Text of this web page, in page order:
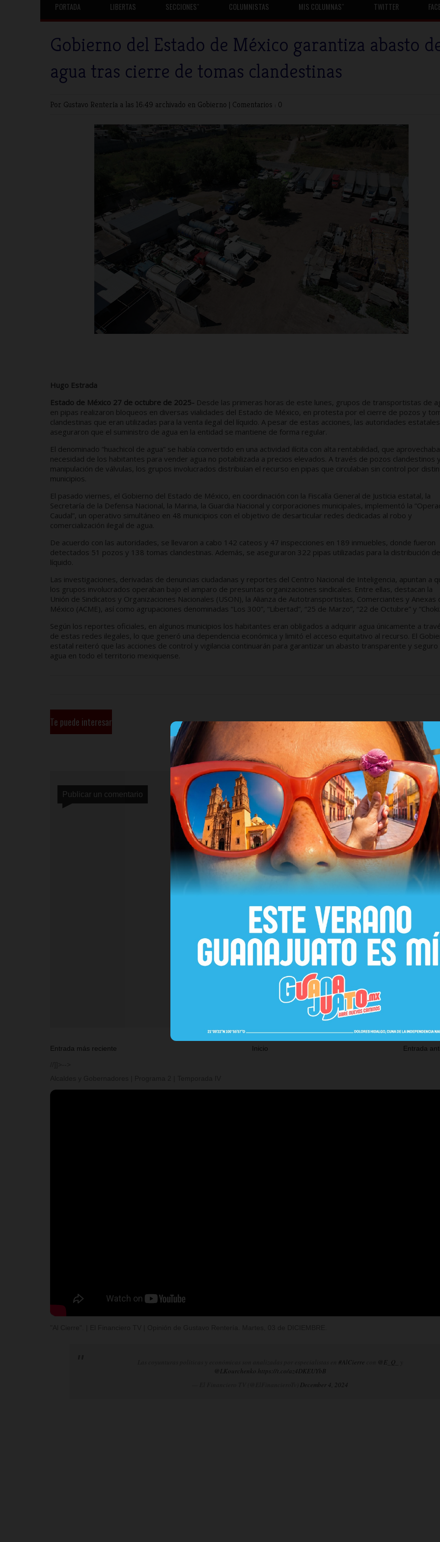
PORTADA LIBERTAS SECCIONESˇ COLUMNISTAS MIS COLUMNASˇ TWITTER
Gobierno del Estado de México garantiza abasto
agua tras cierre de tomas clandestinas
Por Gustavo Rentería a las 16:49 archivado en Gobierno | Comentarios : 0
Hugo Estrada
Estado de México 27 de octubre de 2025- Desde las primeras horas de este lunes, grupos de transportistas de
en pipas realizaron bloqueos en diversas vialidades del Estado de México, en protesta por el cierre de pozos y
clandestinas que eran utilizadas para la venta ilegal del líquido. A pesar de estas acciones, las autoridades estatales
aseguraron que el suministro de agua en la entidad se mantiene de forma regular.
El denominado “huachicol de agua” se había convertido en una actividad ilícita con alta rentabilidad, que
necesidad de los habitantes para vender agua no potabilizada a precios elevados. A través de pozos clandestinos
manipulación de válvulas, los grupos involucrados distribuían el recurso en pipas que circulaban sin control por
municipios.
El pasado viernes, el Gobierno del Estado de México, en coordinación con la Fiscalía General de Justicia estatal, la
Secretaría de la Defensa Nacional, la Marina, la Guardia Nacional y corporaciones municipales, implementó la
Caudal”, un operativo simultáneo en 48 municipios con el objetivo de desarticular redes dedicadas al robo y
comercialización ilegal de agua.
De acuerdo con las autoridades, se llevaron a cabo 142 cateos y 47 inspecciones en 189 inmuebles, donde fueron
detectados 51 pozos y 138 tomas clandestinas. Además, se aseguraron 322 pipas utilizadas para la distribución
líquido.
Las investigaciones, derivadas de denuncias ciudadanas y reportes del Centro Nacional de Inteligencia, apuntan a
los grupos involucrados operaban bajo el amparo de presuntas organizaciones sindicales. Entre ellas, destacan la
Unión de Sindicatos y Organizaciones Nacionales (USON), la Alianza de Autotransportistas, Comerciantes y Anexas
México (ACME), así como agrupaciones denominadas “Los 300”, “Libertad”, “25 de Marzo”, “22 de Octubre” y
Según los reportes oficiales, en algunos municipios los habitantes eran obligados a adquirir agua únicamente a
de estas redes ilegales, lo que generó una dependencia económica y limitó el acceso equitativo al recurso. El
estatal reiteró que las acciones de control y vigilancia continuarán para garantizar un abasto transparente y seguro
agua en todo el territorio mexiquense.
Te puede interesar
Publicar un comentario
Entrada más reciente Entrada
Inicio
#AlCierre @E_Q_
@LKourchenko https://t.co/az4DKEUYbB
December 4, 2024